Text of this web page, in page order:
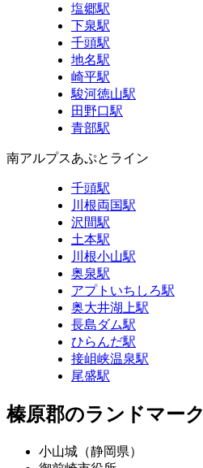
塩郷駅
下泉駅
千頭駅
地名駅
崎平駅
駿河徳山駅
田野口駅
青部駅
南アルプスあぷとライン
千頭駅
川根両国駅
沢間駅
土本駅
川根小山駅
奥泉駅
アプトいちしろ駅
奥大井湖上駅
長島ダム駅
ひらんだ駅
接岨峡温泉駅
尾盛駅
榛原郡のランドマーク
小山城（静岡県）